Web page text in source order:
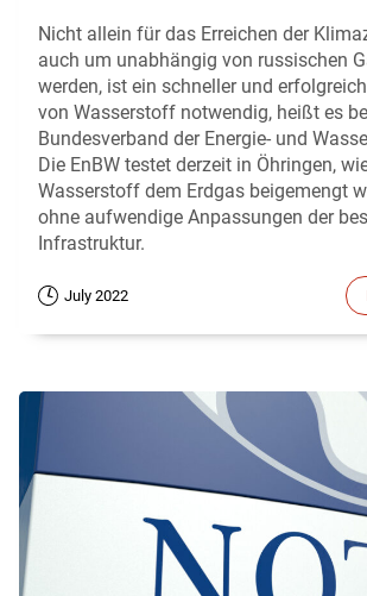
Nicht allein für das Erreichen der
auch um unabhängig von russischen
werden, ist ein schneller und
von Wasserstoff notwendig, heißt es
Bundesverband der Energie- und
Die EnBW testet derzeit in Öhringen,
Wasserstoff dem Erdgas beigemengt
ohne aufwendige Anpassungen der
Infrastruktur.
July 2022